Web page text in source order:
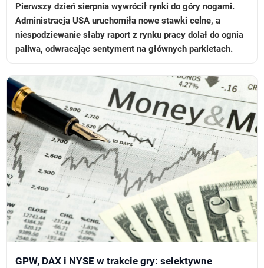
Pierwszy dzień sierpnia wywrócił rynki do góry nogami.
Administracja USA uruchomiła nowe stawki celne, a
niespodziewanie słaby raport z rynku pracy dolał do ognia
paliwa, odwracając sentyment na głównych parkietach.
GPW, DAX i NYSE w trakcie gry: selektywne